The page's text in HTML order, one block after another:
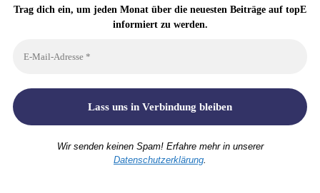
Trag dich ein, um jeden Monat über die neuesten Beiträge auf topE
informiert zu werden.
Wir senden keinen Spam! Erfahre mehr in unserer
Datenschutzerklärung